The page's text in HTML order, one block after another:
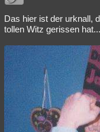
Das hier ist der urknall,
tollen Witz gerissen hat...